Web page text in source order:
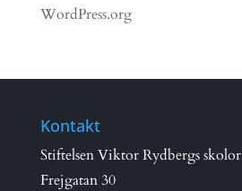
WordPress.org
Kontakt
Stiftelsen Viktor Rydbergs skolor
Frejgatan 30